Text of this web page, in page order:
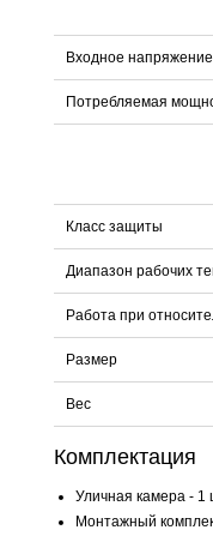
Входное напряжение
Потребляемая
Класс защиты
Диапазон рабочих
Работа при
Размер
Вес
Комплектация
Уличная камера - 1
Монтажный